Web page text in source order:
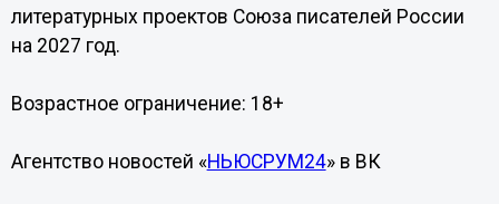
литературных проектов Союза писателей России
на 2027 год.
Возрастное ограничение: 18+
Агентство новостей «НЬЮСРУМ24» в ВК